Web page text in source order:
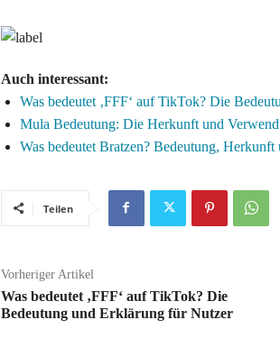
Auch interessant:
Was bedeutet ‚FFF‘ auf TikTok? Die
Mula Bedeutung: Die Herkunft und
Was bedeutet Bratzen? Bedeutung,
Teilen
Vorheriger Artikel
Was bedeutet ‚FFF‘ auf TikTok? Die
Bedeutung und Erklärung für Nutzer